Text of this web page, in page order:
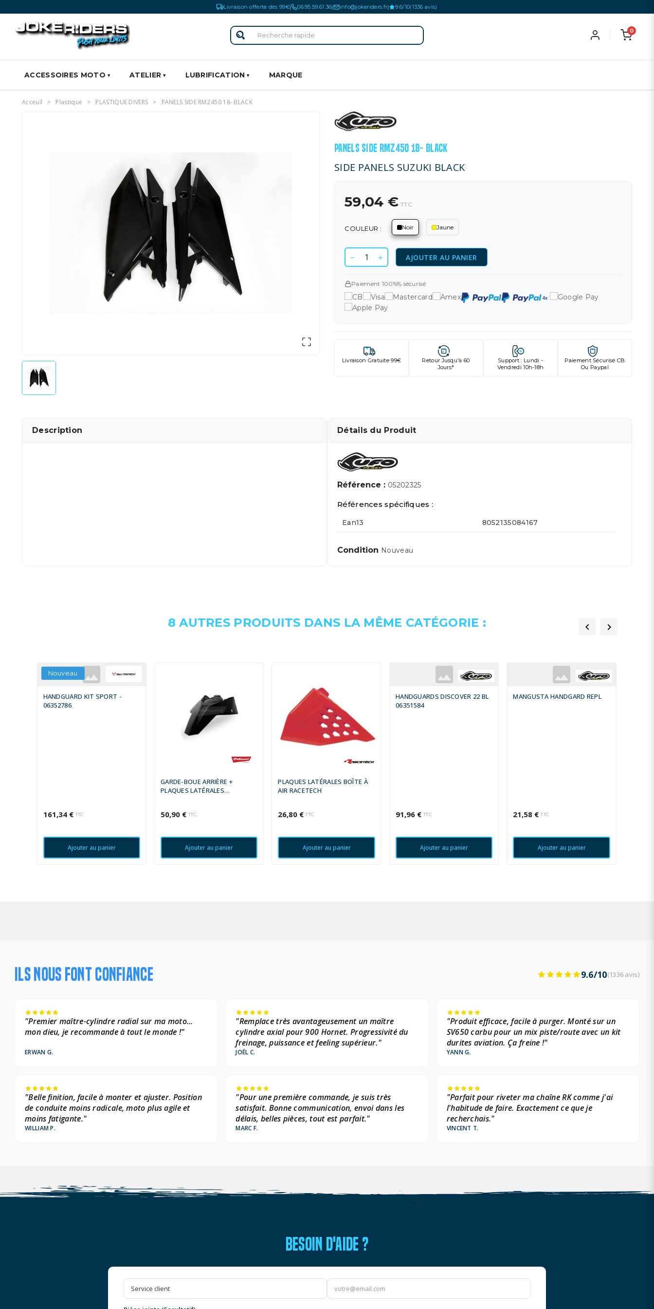
Livraison offerte dès 99€| 06.95.59.61.36| info@jokeriders.fr| 9.6/10(1336 avis)
0
ACCESSOIRES MOTO ATELIER LUBRIFICATION MARQUE
Acceuil Plastique PLASTIQUE DIVERS PANELS SIDE RMZ450 18- BLACK

PANELS SIDE RMZ450 18- BLACK
SIDE PANELS SUZUKI BLACK
59,04 € TTC
COULEUR : Noir Jaune
AJOUTER AU PANIER
Paiement 100%% sécurisé
Livraison Gratuite 99€
Retour Jusqu'à 60
Jours*
Support : Lundi -
Vendredi 10h-18h
Paiement Sécurisé CB
Ou Paypal
Description Détails du Produit
Référence : 05202325
Références spécifiques :
Ean13 8052135084167
Condition Nouveau
8 AUTRES PRODUITS DANS LA MÊME CATÉGORIE :  
Nouveau
HANDGUARD KIT SPORT -
06352786
161,34 € TTC
Ajouter au panier
GARDE-BOUE ARRIÈRE +
PLAQUES LATÉRALES
50,90 € TTC
Ajouter au panier
PLAQUES LATÉRALES BOÎTE À
AIR RACETECH
26,80 € TTC
Ajouter au panier
HANDGUARDS DISCOVER 22 BL
06351584
91,96 € TTC
Ajouter au panier
MANGUSTA HANDGARD REPL
21,58 € TTC
Ajouter au panier
ILS NOUS FONT CONFIANCE 9.6/10(1336 avis)
"Premier maître-cylindre radial sur ma moto...
mon dieu, je recommande à tout le monde !"
ERWAN G.
"Remplace très avantageusement un maître
cylindre axial pour 900 Hornet. Progressivité du
freinage, puissance et feeling supérieur."
JOËL C.
"Produit efficace, facile à purger. Monté sur un
SV650 carbu pour un mix piste/route avec un kit
durites aviation. Ça freine !"
YANN G.
"Belle finition, facile à monter et ajuster. Position
de conduite moins radicale, moto plus agile et
moins fatigante."
WILLIAM P.
"Pour une première commande, je suis très
satisfait. Bonne communication, envoi dans les
délais, belles pièces, tout est parfait."
MARC F.
"Parfait pour riveter ma chaîne RK comme j'ai
l'habitude de faire. Exactement ce que je
recherchais."
VINCENT T.
BESOIN D'AIDE ?